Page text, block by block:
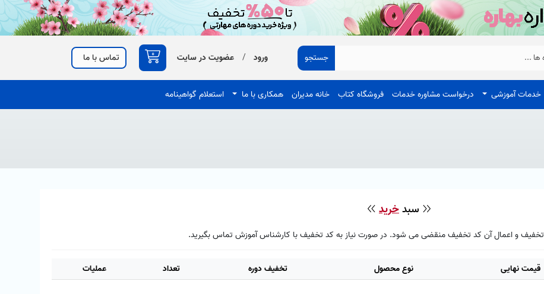
جستجو ورود / عضویت در سایت 0 تماس با ما
خدمات آموزشی درخواست مشاوره خدمات فروشگاه کتاب خانه مدیران همکاری با ما استعلام گواهینامه
سبدخرید
و اعمال آن کد تخفیف منقضی می شود. در صورت نیاز به کد تخفیف با کارشناس آموزش تماس بگیرید.
قیمت نهایی نوع محصول تخفیف دوره تعداد عملیات